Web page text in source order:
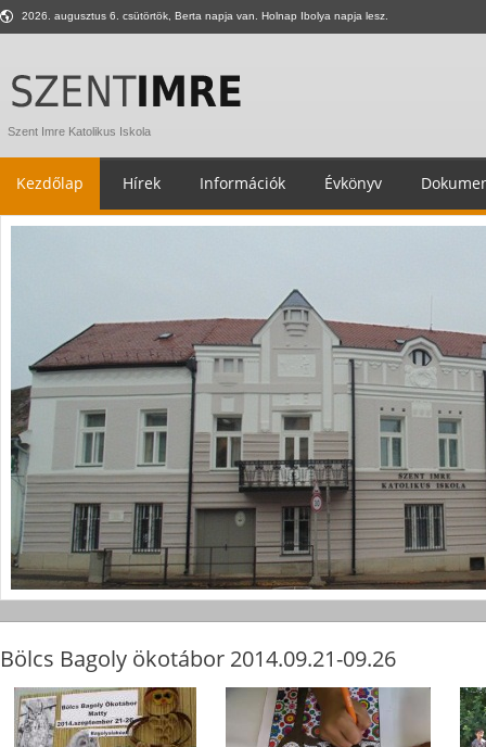
2026. augusztus 6. csütörtök, Berta napja van. Holnap Ibolya napja lesz.
Szent Imre Katolikus Iskola
Kezdőlap Hírek Információk Évkönyv
Bölcs Bagoly ökotábor 2014.09.21-09.26